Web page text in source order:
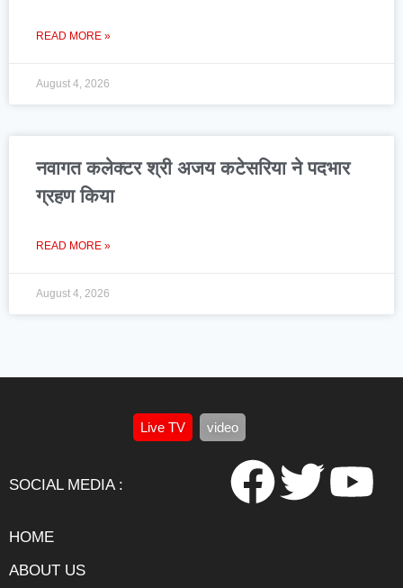
READ MORE »
August 4, 2026
नवागत कलेक्टर श्री अजय कटेसरिया ने पदभार
ग्रहण किया
READ MORE »
August 4, 2026
Live TV video
SOCIAL MEDIA :
HOME
ABOUT US